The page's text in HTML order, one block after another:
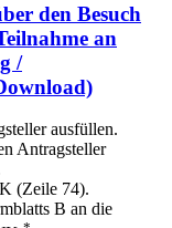
den Besuch
an
/
ausfüllen.
Antragsteller
(Zeile 74).
B an die